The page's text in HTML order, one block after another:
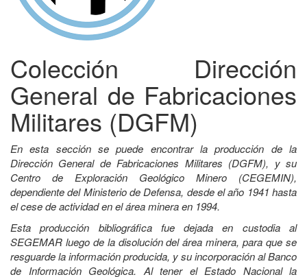
Colección Dirección
General de Fabricaciones
Militares (DGFM)
En esta sección se puede encontrar la producción de la
Dirección General de Fabricaciones Militares (DGFM), y su
Centro de Exploración Geológico Minero (CEGEMIN),
dependiente del Ministerio de Defensa, desde el año 1941 hasta
el cese de actividad en el área minera en 1994.
Esta producción bibliográfica fue dejada en custodia al
SEGEMAR luego de la disolución del área minera, para que se
resguarde la información producida, y su incorporación al Banco
de Información Geológica. Al tener el Estado Nacional la